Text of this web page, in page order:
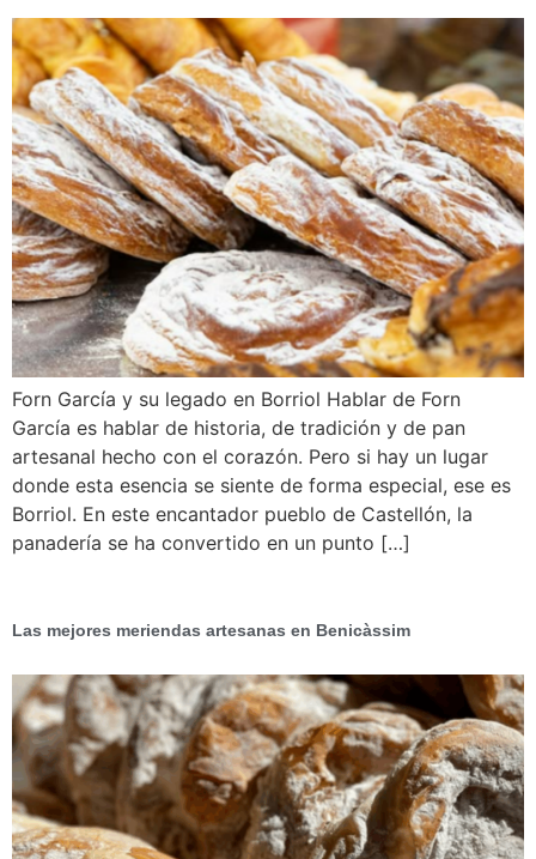
Forn García y su legado en Borriol Hablar de Forn
García es hablar de historia, de tradición y de pan
artesanal hecho con el corazón. Pero si hay un lugar
donde esta esencia se siente de forma especial, ese es
Borriol. En este encantador pueblo de Castellón, la
panadería se ha convertido en un punto […]
Las mejores meriendas artesanas en Benicàssim